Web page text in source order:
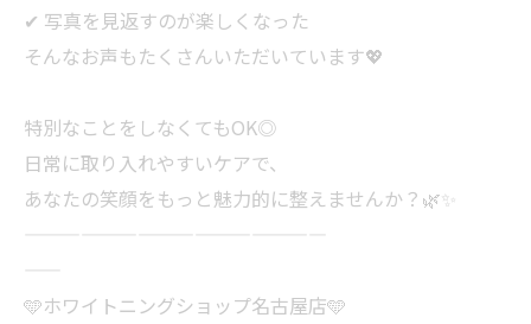
✔ 写真を見返すのが楽しくなった
そんなお声もたくさんいただいています💖
特別なことをしなくてもOK◎
日常に取り入れやすいケアで、
あなたの笑顔をもっと魅力的に整えませんか？🌿✨
🩵ホワイトニングショップ名古屋店🩵